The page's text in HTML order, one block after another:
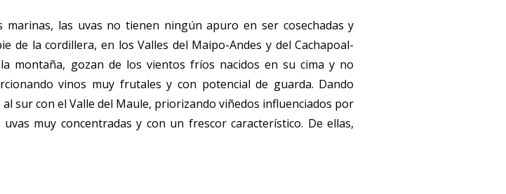
marinas, las uvas no tienen ningún apuro en ser cosechadas y
de la cordillera, en los Valles del Maipo-Andes y del Cachapoal-
montaña, gozan de los vientos fríos nacidos en su cima y no
vinos muy frutales y con potencial de guarda. Dando
sur con el Valle del Maule, priorizando viñedos influenciados por
muy concentradas y con un frescor característico. De ellas,